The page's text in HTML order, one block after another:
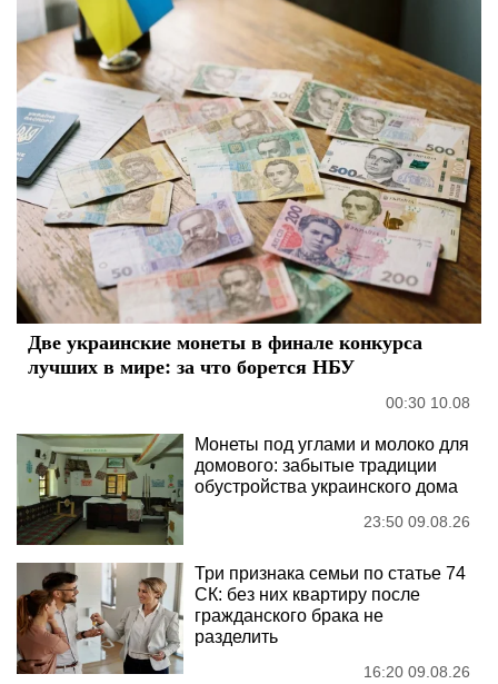
Две украинские монеты в финале конкурса
лучших в мире: за что борется НБУ
00:30 10.08
Монеты под углами и молоко для
домового: забытые традиции
обустройства украинского дома
23:50 09.08.26
Три признака семьи по статье 74
СК: без них квартиру после
гражданского брака не
разделить
16:20 09.08.26